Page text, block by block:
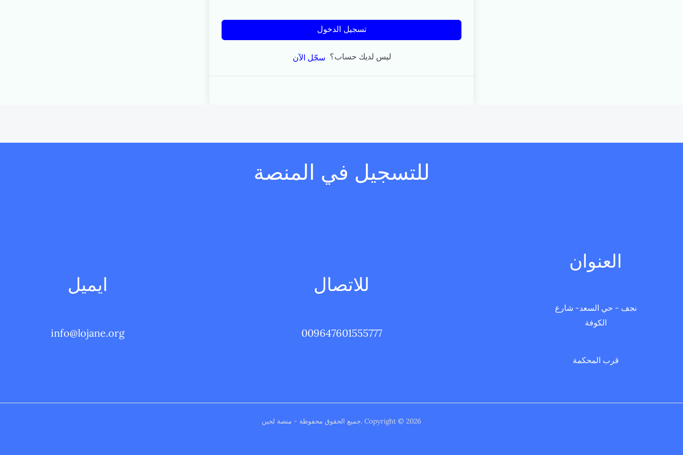
تسجيل الدخول
ليس لديك حساب؟ سجّل الآن
للتسجيل في المنصة
العنوان
نجف - حي السعد- شارع
الكوفة
قرب المحكمة
للاتصال
009647601555777
ايميل
info@lojane.org
Copyright © 2026 .جميع الحقوق محفوظة - منصة لجين